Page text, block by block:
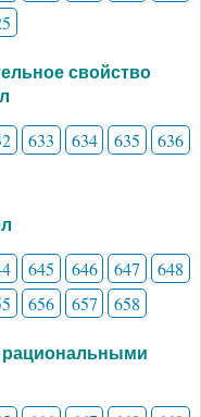
свойство
633 634 635
636
645 646 647
648
656 657 658
рациональными